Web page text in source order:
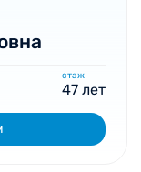
стаж
47 лет